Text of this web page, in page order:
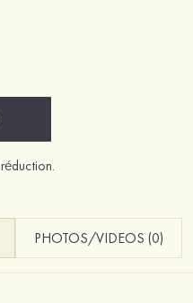
PHOTOS/VIDEOS (0)